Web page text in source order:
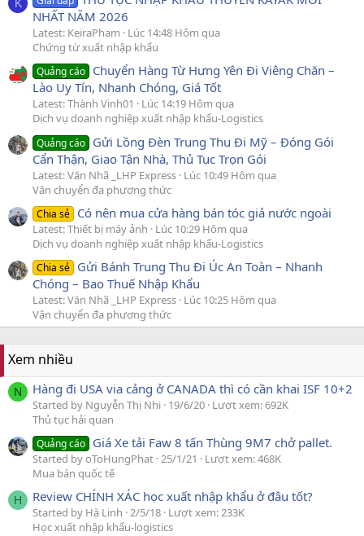
K
NHẤT NĂM 2026
Latest: KeiraPham
Lúc 14:48 Hôm qua
Chứng từ xuất nhập khẩu
Quảng cáo Chuyển Hàng Từ Hưng Yên Đi Viêng Chăn –
Lào Uy Tín, Nhanh Chóng, Giá Tốt
Latest: Thành Vinh01
Lúc 14:19 Hôm qua
Dịch vụ doanh nghiệp xuất nhập khẩu-Logistics
Quảng cáo Gửi Lồng Đèn Trung Thu Đi Mỹ – Đóng Gói
Cẩn Thận, Giao Tận Nhà, Thủ Tục Trọn Gói
Latest: Văn Nhã _LHP Express Lúc 10:49 Hôm qua
Vận chuyển đa phương thức
Chia sẻ Có nên mua cửa hàng bán tóc giả nước ngoài
Latest: Thiết bị máy ảnh
Lúc 10:29 Hôm qua
Dịch vụ doanh nghiệp xuất nhập khẩu-Logistics
Chia sẻ Gửi Bánh Trung Thu Đi Úc An Toàn – Nhanh
Chóng – Bao Thuế Nhập Khẩu
Latest: Văn Nhã _LHP Express Lúc 10:25 Hôm qua
Vận chuyển đa phương thức
Xem nhiều
N Hàng đi USA via cảng ở CANADA thì có cần khai ISF 10+2
Started by Nguyễn Thị Nhi 19/6/20 Lượt xem: 692K
Thủ tục hải quan
Quảng cáo Giá Xe tải Faw 8 tấn Thùng 9M7 chở pallet.
Started by oToHungPhat 25/1/21
Lượt xem: 468K
Mua bán quốc tế
H Review CHÍNH XÁC học xuất nhập khẩu ở đâu tốt?
Started by Hà Linh 2/5/18 Lượt xem: 233K
Học xuất nhập khẩu-logistics